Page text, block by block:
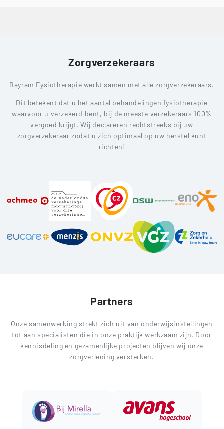
Zorgverzekeraars
Bayram Fysiotherapie werkt samen met alle zorgverzekeraars.
Dit betekent dat u het aantal behandelingen fysiotherapie
waarvoor u verzekerd bent, bij de meeste verzekeraars 100%
vergoed krijgt. Wij declareren rechtstreeks bij uw
zorgverzekeraar zodat u zich optimaal op uw herstel kunt
richten!
Partners
Onze samenwerking strekt zich uit van onderwijsinstellingen
tot aan specialisten die in onze praktijk werkzaam zijn. Door
kennisdeling en gezamenlijke projecten blijven wij onze
zorgverlening versterken.